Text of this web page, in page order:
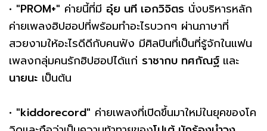
• "PROM+" ค่ายนี้ที่มี อุ๋ย นที เอกวิจิตร นั่งบริหารหลัก
ค่ายเพลงฮิปฮอปที่พร้อมทำอะไรบวกๆ ผ่านภาษาที่
สวยงามให้อะไรดีดีกับคนฟัง มีศิลปินที่เป็นที่รู้จักในแฟน
เพลงกลุ่มคนรักฮิปฮอปได้แก่ ราชากบ ทศกัณฐ์ และ
นายนะ เป็นต้น
• "kiddorecord" ค่ายเพลงที่เปิดขึ้นมาใหม่ในยุคของโค